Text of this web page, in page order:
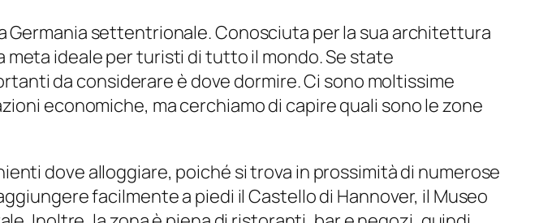
settentrionale. Conosciuta per la sua architettura
meta ideale per turisti di tutto il mondo. Se state
da considerare è dove dormire. Ci sono moltissime
economiche, ma cerchiamo di capire quali sono le zone
dove alloggiare, poiché si trova in prossimità di numerose
facilmente a piedi il Castello di Hannover, il Museo